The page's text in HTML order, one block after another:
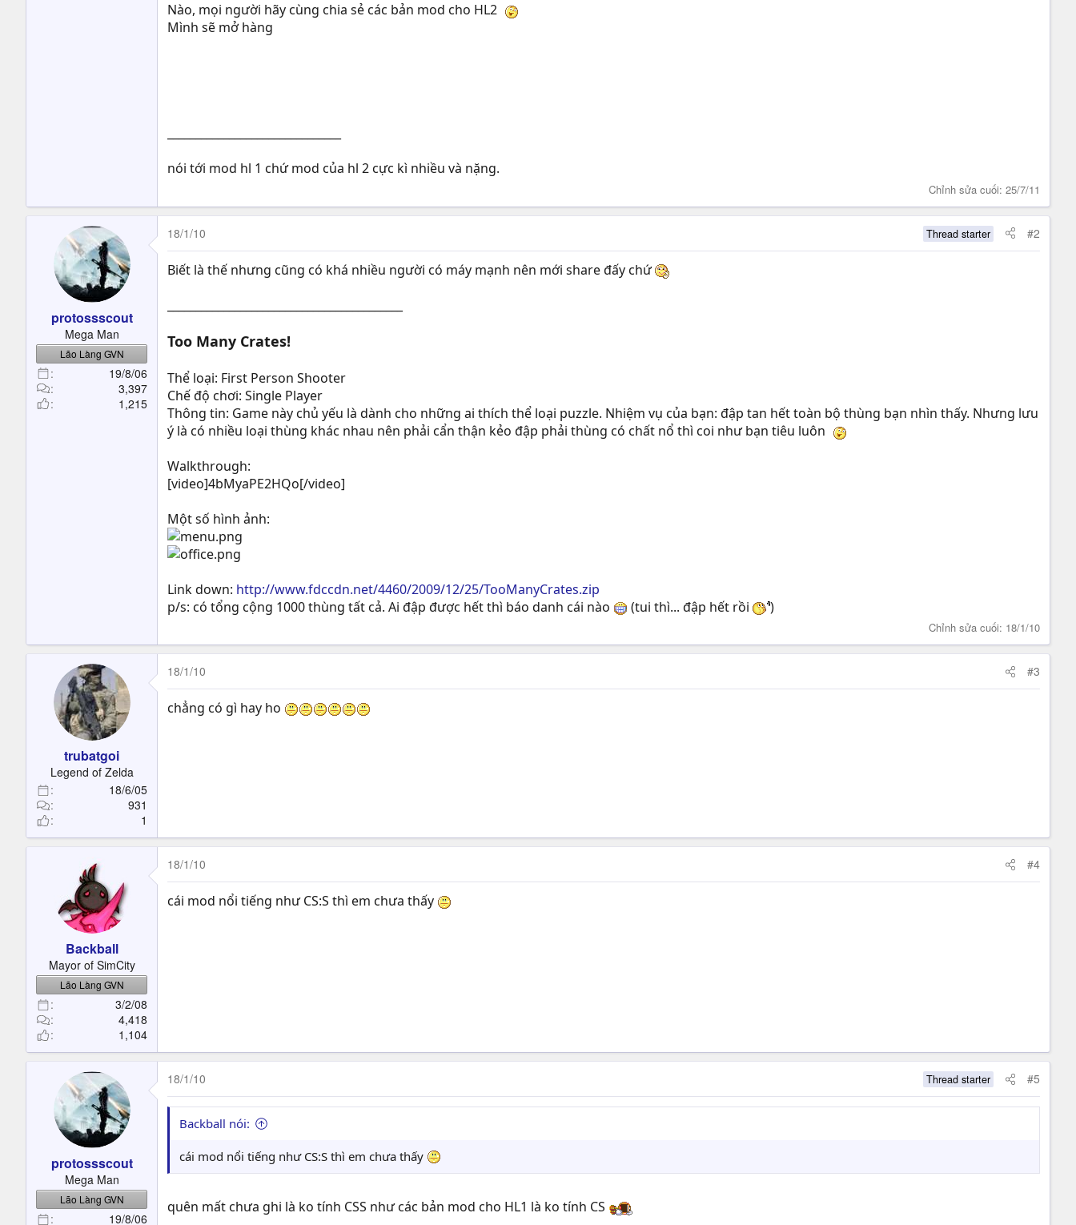
Nào, mọi người hãy cùng chia sẻ các bản mod cho HL2
Mình sẽ mở hàng
nói tới mod hl 1 chứ mod của hl 2 cực kì nhiều và nặng.
Chỉnh sửa cuối: 25/7/11
protossscout
Mega Man
Lão Làng GVN
19/8/06
3,397
1,215
18/1/10 Thread starter #2
Biết là thế nhưng cũng có khá nhiều người có máy mạnh nên mới share đấy chứ
Too Many Crates!
Thể loại: First Person Shooter
Chế độ chơi: Single Player
Thông tin: Game này chủ yếu là dành cho những ai thích thể loại puzzle. Nhiệm vụ của bạn: đập tan hết toàn bộ thùng bạn nhìn thấy. Nhưng lưu
ý là có nhiều loại thùng khác nhau nên phải cẩn thận kẻo đập phải thùng có chất nổ thì coi như bạn tiêu luôn
Walkthrough:
[video]4bMyaPE2HQo[/video]
Một số hình ảnh:
Link down: http://www.fdccdn.net/4460/2009/12/25/TooManyCrates.zip
p/s: có tổng cộng 1000 thùng tất cả. Ai đập được hết thì báo danh cái nào
(tui thì... đập hết rồi )
Chỉnh sửa cuối: 18/1/10
trubatgoi
Legend of Zelda
18/6/05
931
1
18/1/10 #3
chẳng có gì hay ho
Backball
Mayor of SimCity
Lão Làng GVN
3/2/08
4,418
1,104
18/1/10 #4
cái mod nổi tiếng như CS:S thì em chưa thấy
protossscout
Mega Man
Lão Làng GVN
19/8/06
18/1/10 Thread starter #5
Backball nói:
cái mod nổi tiếng như CS:S thì em chưa thấy
quên mất chưa ghi là ko tính CSS như các bản mod cho HL1 là ko tính CS